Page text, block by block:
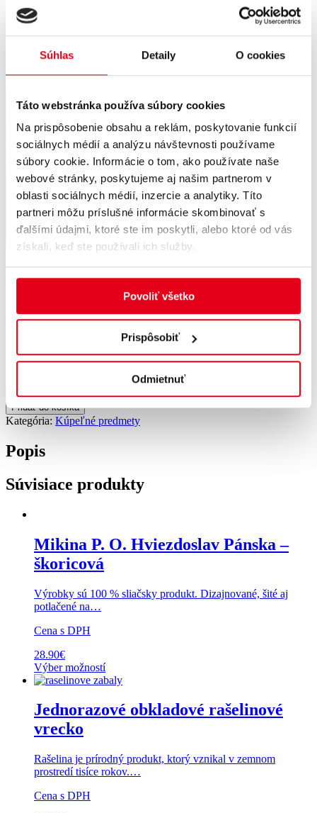
Súhlas Detaily O cookies
Táto webstránka používa súbory cookies
Na prispôsobenie obsahu a reklám, poskytovanie funkcií
sociálnych médií a analýzu návštevnosti používame
súbory cookie. Informácie o tom, ako používate naše
webové stránky, poskytujeme aj našim partnerom v
oblasti sociálnych médií, inzercie a analytiky. Títo
partneri môžu príslušné informácie skombinovať s
ďalšími údajmi, ktoré ste im poskytli, alebo ktoré od vás
získali, keď ste používali ich služby.
Povoliť všetko
Prispôsobiť
Odmietnuť
Rezervovať pobyt
/Obchod Kúpeľné predmety / Magnetka Kúpele Sliač
Magnetka Kúpele Sliač
2.00€
Malá elegantná magnetka zo živice skrášli Vašu chladničku a
pripomenie Vám pobyt plný zdravia v Kúpeľoch Sliač.
Kúpele
Sliač
Pridať do košíka
Kategória: Kúpeľné predmety
Popis
Súvisiace produkty
Mikina P. O. Hviezdoslav Pánska –
škoricová
Výrobky sú 100 % sliačsky produkt. Dizajnované, šité aj
potlačené na…
Cena s DPH
28.90€
Výber možností
Jednorazové obkladové rašelinové
vrecko
Rašelina je prírodný produkt, ktorý vznikal v zemnom
prostredí tisíce rokov.…
Cena s DPH